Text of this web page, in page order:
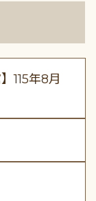
115年8月